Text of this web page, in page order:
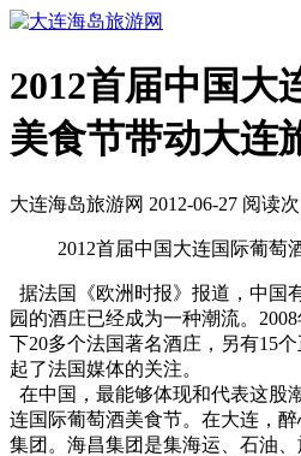
2012首届中国大
美食节带动大连
大连海岛旅游网 2012-06-27 阅读次
2012首届中国大连国际葡萄
据法国《欧洲时报》报道，中国
园的酒庄已经成为一种潮流。
下20多个法国著名酒庄，另有15
起了法国媒体的关注。
在中国，最能够体现和代表这股
连国际葡萄酒美食节。在大连，
集团。海昌集团是集海运、石油